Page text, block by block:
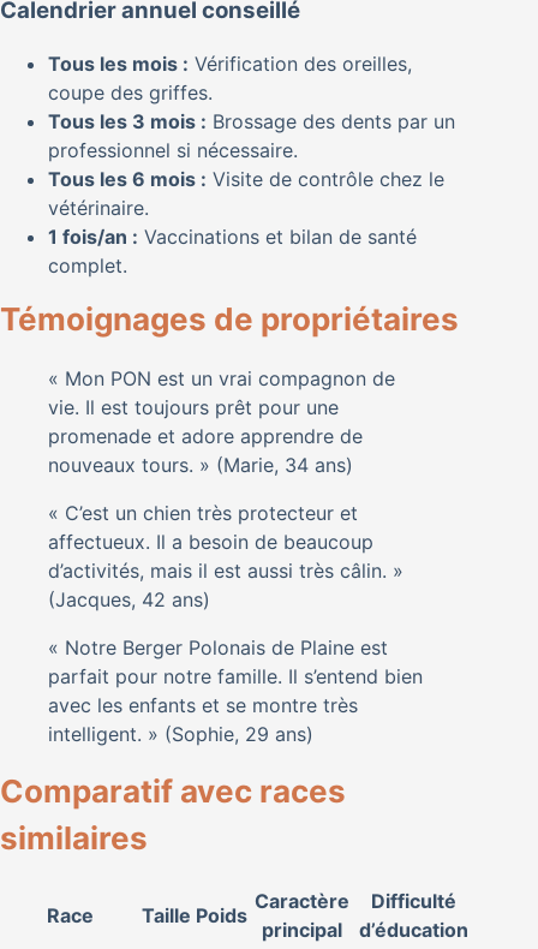
Calendrier annuel conseillé
Tous les mois : Vérification des oreilles,
coupe des griffes.
Tous les 3 mois : Brossage des dents par un
professionnel si nécessaire.
Tous les 6 mois : Visite de contrôle chez le
vétérinaire.
1 fois/an : Vaccinations et bilan de santé
complet.
Témoignages de propriétaires
« Mon PON est un vrai compagnon de
vie. Il est toujours prêt pour une
promenade et adore apprendre de
nouveaux tours. » (Marie, 34 ans)
« C’est un chien très protecteur et
affectueux. Il a besoin de beaucoup
d’activités, mais il est aussi très câlin. »
(Jacques, 42 ans)
« Notre Berger Polonais de Plaine est
parfait pour notre famille. Il s’entend bien
avec les enfants et se montre très
intelligent. » (Sophie, 29 ans)
Comparatif avec races
similaires
Race Taille Poids
Caractère
principal
Difficulté
d’éducation